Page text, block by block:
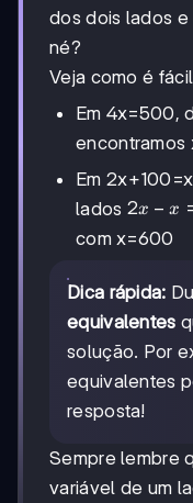
dos dois lados e
né?
Veja como é
Em 4x=500,
encontramos
Em
lados 2x-
x-100
2x − x
com x=600
Dica rápida:
equivalentes
solução. Por
equivalentes
resposta!
Sempre lembre
variável de um